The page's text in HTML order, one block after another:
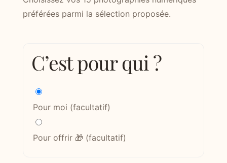
initial
actuel
préférées parmi la sélection proposée.
C’est pour qui ?
Pour moi (facultatif)
Pour offrir 🎁 (facultatif)